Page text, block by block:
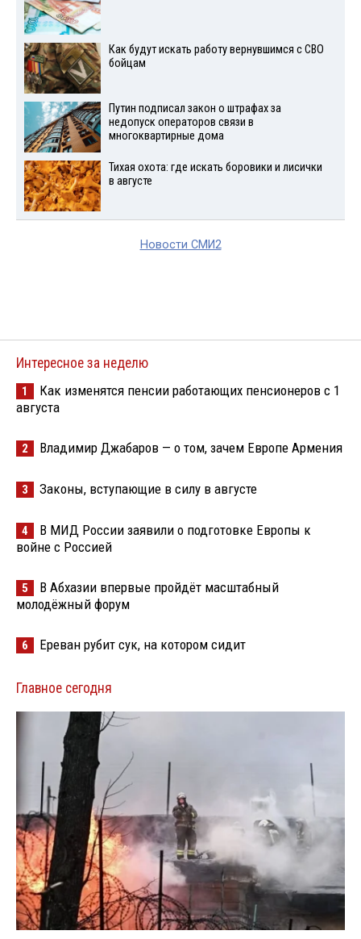
Как будут искать работу вернувшимся с СВО
бойцам
Путин подписал закон о штрафах за
недопуск операторов связи в
многоквартирные дома
Тихая охота: где искать боровики и лисички
в августе
Новости СМИ2
Интересное за неделю
1
Как изменятся пенсии работающих пенсионеров с 1
августа
2 Владимир Джабаров — о том, зачем Европе Армения
3 Законы, вступающие в силу в августе
4
В МИД России заявили о подготовке Европы к
войне с Россией
5
В Абхазии впервые пройдёт масштабный
молодёжный форум
6 Ереван рубит сук, на котором сидит
Главное сегодня